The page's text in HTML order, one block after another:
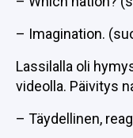
– Imagination.
Lassilalla oli
videolla. Päivitys
– Täydellinen,